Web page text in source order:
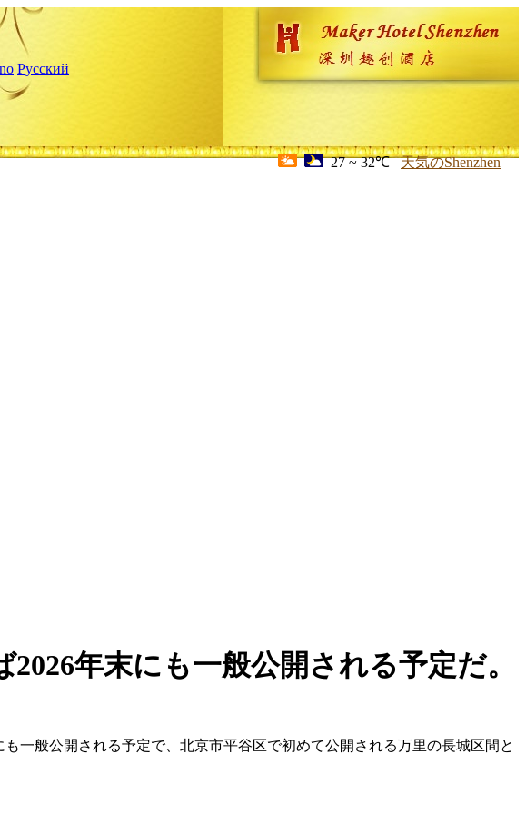
Русский
27 ~ 32℃ 天気のShenzhen
年末にも一般公開される予定だ。
一般公開される予定で、北京市平谷区で初めて公開される万里の長城区間と